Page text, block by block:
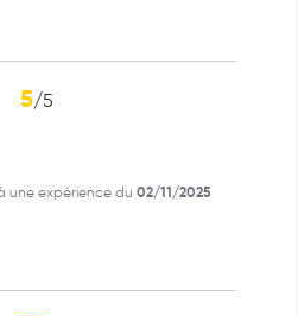
5/5
une expérience du 02/11/2025